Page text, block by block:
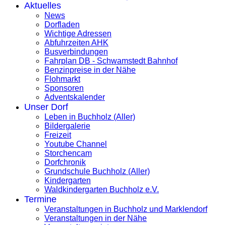
Aktuelles
News
Dorfladen
Wichtige Adressen
Abfuhrzeiten AHK
Busverbindungen
Fahrplan DB - Schwamstedt Bahnhof
Benzinpreise in der Nähe
Flohmarkt
Sponsoren
Adventskalender
Unser Dorf
Leben in Buchholz (Aller)
Bildergalerie
Freizeit
Youtube Channel
Storchencam
Dorfchronik
Grundschule Buchholz (Aller)
Kindergarten
Waldkindergarten Buchholz e.V.
Termine
Veranstaltungen in Buchholz und Marklendorf
Veranstaltungen in der Nähe